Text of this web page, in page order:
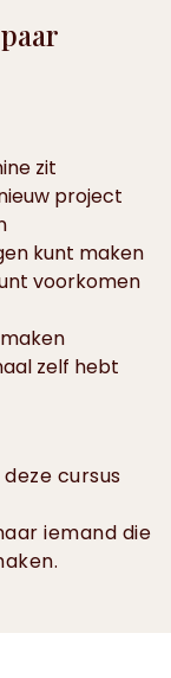
zit
project
kunt maken
voorkomen
zelf hebt
cursus
iemand die